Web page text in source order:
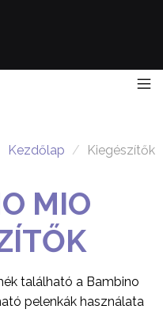
Kezdőlap / Kiegészítők
MIO
található a Bambino
pelenkák használata